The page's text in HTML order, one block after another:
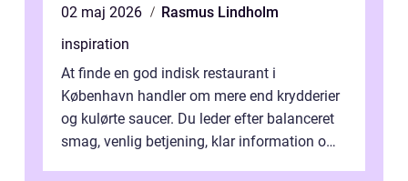
02 maj 2026
Rasmus Lindholm
inspiration
At finde en god indisk restaurant i
København handler om mere end krydderier
og kulørte saucer. Du leder efter balanceret
smag, venlig betjening, klar information om